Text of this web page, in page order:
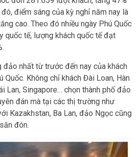
điểm sáng của kỳ nghỉ năm nay là
cao. Theo đó nhiều ngày Phú Quốc
quốc tế, lượng khách quốc tế đạt
nhất từ trước đến nay của khách
Quốc. Không chỉ khách Đài Loan, Hàn
Lan, Singapore… chọn thành phố đảo
đán mà tại các thị trường như
Kazakhstan, Ba Lan, đảo Ngọc cũng
đón.